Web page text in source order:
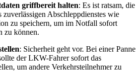
griffbereit halten: Es ist ratsam, die
zuverlässigen Abschleppdienstes wie
zu speichern, um im Notfall sofort
zu können.
: Sicherheit geht vor. Bei einer Panne
der LKW-Fahrer sofort das
um andere Verkehrsteilnehmer zu